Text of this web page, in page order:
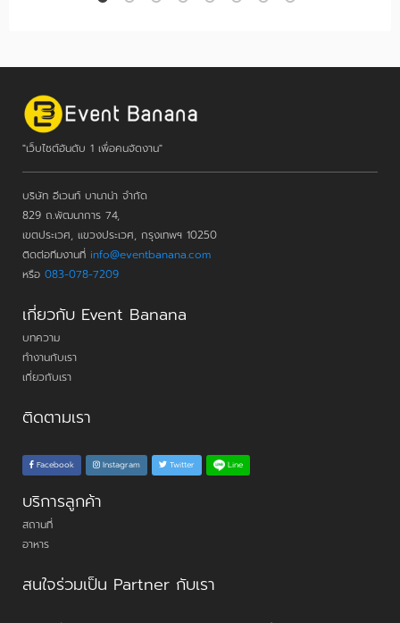
"เว็บไซต์อันดับ 1 เพื่อคนจัดงาน"
บริษัท อีเวนท์ บานาน่า จำกัด
829 ถ.พัฒนาการ 74,
เขตประเวศ, แขวงประเวศ, กรุงเทพฯ 10250
ติดต่อทีมงานที่ info@eventbanana.com
หรือ 083-078-7209
เกี่ยวกับ Event Banana
บทความ
ทำงานกับเรา
เกี่ยวกับเรา
ติดตามเรา
Facebook Instagram Twitter Line
บริการลูกค้า
สถานที่
อาหาร
สนใจร่วมเป็น Partner กับเรา